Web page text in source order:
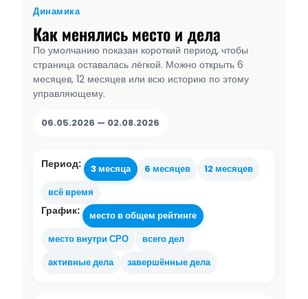
Динамика
Как менялись место и дела
По умолчанию показан короткий период, чтобы
страница оставалась лёгкой. Можно открыть 6
месяцев, 12 месяцев или всю историю по этому
управляющему.
06.05.2026 — 02.08.2026
Период: 3 месяца 6 месяцев
12 месяцев
всё время
График:
место в общем рейтинге
место внутри СРО
всего дел
активные дела
завершённые дела